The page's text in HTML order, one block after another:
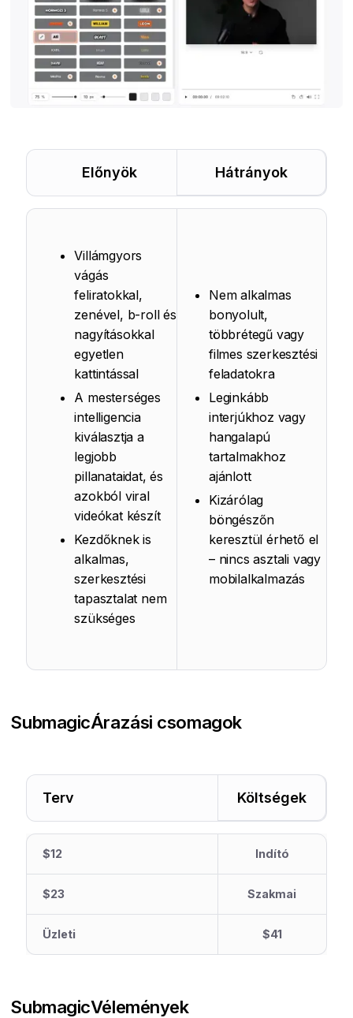
Előnyök Hátrányok
Villámgyors
vágás
feliratokkal,
zenével, b-roll és
nagyításokkal
egyetlen
kattintással
A mesterséges
intelligencia
kiválasztja a
legjobb
pillanataidat, és
azokból viral
videókat készít
Kezdőknek is
alkalmas,
szerkesztési
tapasztalat nem
szükséges
Nem alkalmas
bonyolult,
többrétegű vagy
filmes szerkesztési
feladatokra
Leginkább
interjúkhoz vagy
hangalapú
tartalmakhoz
ajánlott
Kizárólag
böngészőn
keresztül érhető el
– nincs asztali vagy
mobilalkalmazás
SubmagicÁrazási csomagok
Terv Költségek
$12 Indító
$23 Szakmai
Üzleti $41
SubmagicVélemények